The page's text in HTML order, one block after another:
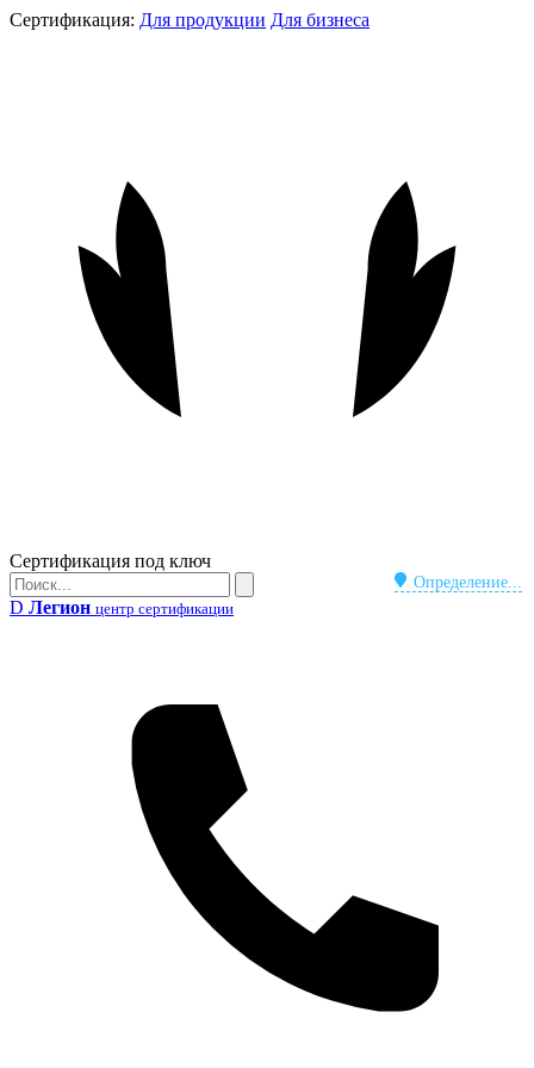
Сертификация: Для продукции Для бизнеса
Бейдж
Сертификация под ключ
Определение...
Поиск
Поиск
D Легион центр сертификации